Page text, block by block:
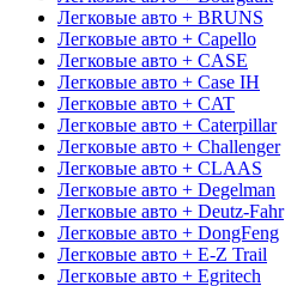
Легковые авто + BRUNS
Легковые авто + Capello
Легковые авто + CASE
Легковые авто + Case IH
Легковые авто + CAT
Легковые авто + Caterpillar
Легковые авто + Challenger
Легковые авто + CLAAS
Легковые авто + Degelman
Легковые авто + Deutz-Fahr
Легковые авто + DongFeng
Легковые авто + E-Z Trail
Легковые авто + Egritech